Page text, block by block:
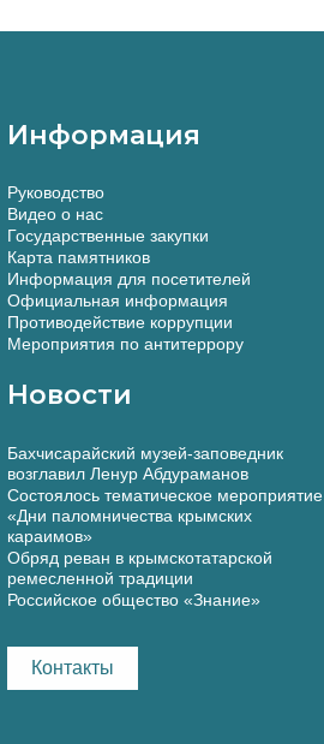
Информация
Руководство
Видео о нас
Государственные закупки
Карта памятников
Информация для посетителей
Официальная информация
Противодействие коррупции
Мероприятия по антитеррору
Новости
Бахчисарайский музей-заповедник
возглавил Ленур Абдураманов
Состоялось тематическое мероприятие
«Дни паломничества крымских
караимов»
Обряд реван в крымскотатарской
ремесленной традиции
Российское общество «Знание»
Контакты